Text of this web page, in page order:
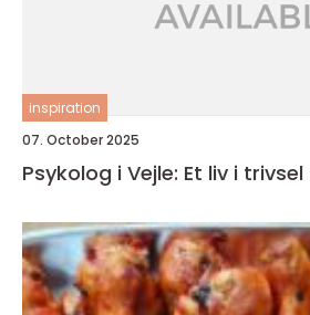
inspiration
07. October 2025
Psykolog i Vejle: Et liv i trivsel